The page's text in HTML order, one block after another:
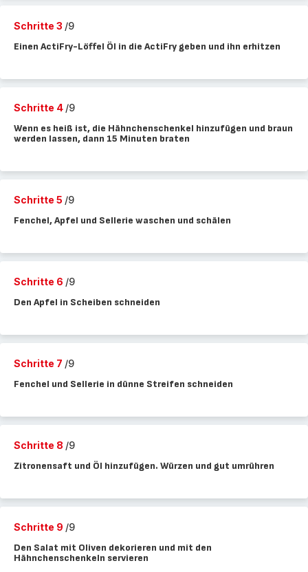
Schritte 3 /9
Einen ActiFry-Löffel Öl in die ActiFry geben und ihn erhitzen
Schritte 4 /9
Wenn es heiß ist, die Hähnchenschenkel hinzufügen und braun
werden lassen, dann 15 Minuten braten
Schritte 5 /9
Fenchel, Apfel und Sellerie waschen und schälen
Schritte 6 /9
Den Apfel in Scheiben schneiden
Schritte 7 /9
Fenchel und Sellerie in dünne Streifen schneiden
Schritte 8 /9
Zitronensaft und Öl hinzufügen. Würzen und gut umrühren
Schritte 9 /9
Den Salat mit Oliven dekorieren und mit den
Hähnchenschenkeln servieren